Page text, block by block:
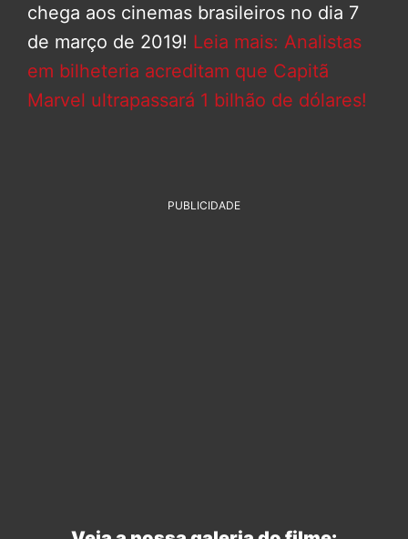
chega aos cinemas brasileiros no dia 7
de março de 2019! Leia mais: Analistas
em bilheteria acreditam que Capitã
Marvel ultrapassará 1 bilhão de dólares!
PUBLICIDADE